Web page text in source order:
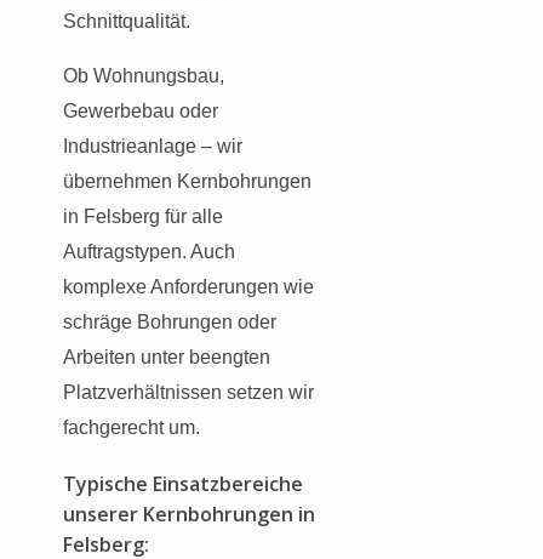
Schnittqualität.
Ob Wohnungsbau,
Gewerbebau oder
Industrieanlage – wir
übernehmen Kernbohrungen
in Felsberg für alle
Auftragstypen. Auch
komplexe Anforderungen wie
schräge Bohrungen oder
Arbeiten unter beengten
Platzverhältnissen setzen wir
fachgerecht um.
Typische Einsatzbereiche
unserer Kernbohrungen in
Felsberg: